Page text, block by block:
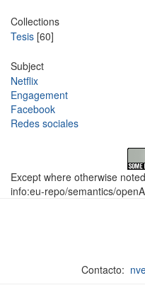
Collections
Tesis [60]
Subject
Netflix
Engagement
Facebook
Redes sociales
Except where otherwise
info:eu-repo/semantics/
Contacto: